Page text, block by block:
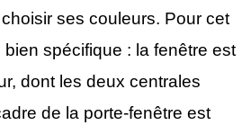
ses couleurs. Pour cet
bien spécifique : la fenêtre est
dont les deux centrales
de la porte-fenêtre est